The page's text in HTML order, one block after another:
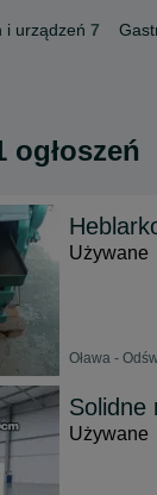
i urządzeń 7
ogłoszeń
Używane
Oława -
Solidne
Używane